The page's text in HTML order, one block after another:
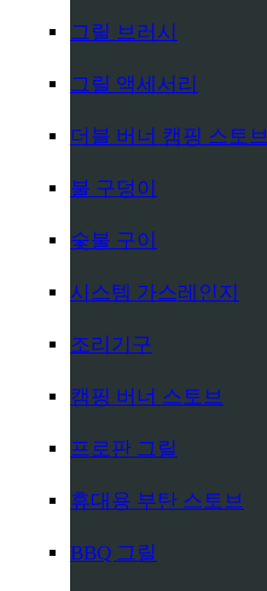
그릴 브러시
그릴 액세서리
더블 버너 캠핑 스토브
불 구덩이
숯불 구이
시스템 가스레인지
조리기구
캠핑 버너 스토브
프로판 그릴
휴대용 부탄 스토브
BBQ 그릴